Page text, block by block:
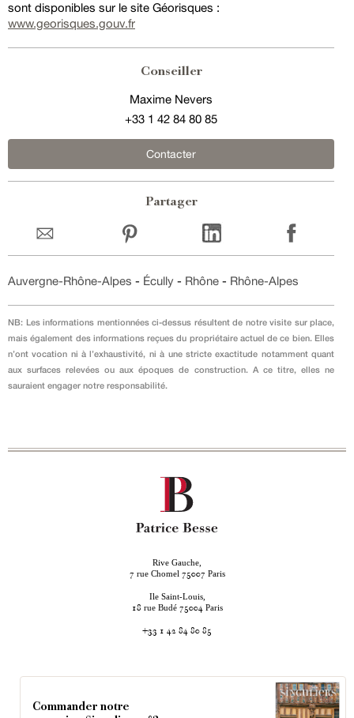
sont disponibles sur le site Géorisques :
www.georisques.gouv.fr
Conseiller
Maxime Nevers
+33 1 42 84 80 85
Contacter
Partager
Auvergne-Rhône-Alpes - Écully - Rhône - Rhône-Alpes
NB: Les informations mentionnées ci-dessus résultent de notre visite sur place,
mais également des informations reçues du propriétaire actuel de ce bien. Elles
n’ont vocation ni à l’exhaustivité, ni à une stricte exactitude notamment quant
aux surfaces relevées ou aux époques de construction. A ce titre, elles ne
sauraient engager notre responsabilité.
Rive Gauche,
7 rue Chomel 75007 Paris
Ile Saint-Louis,
18 rue Budé 75004 Paris
+33 1 42 84 80 85
Commander notre